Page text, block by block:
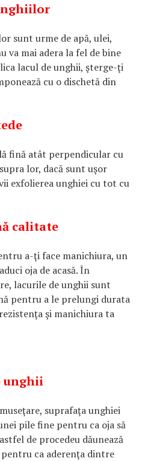
sunt urme de apă, ulei,
va mai adera la fel de bine
lacul de unghii, şterge-ţi
cu o dischetă din
fină atât perpendicular cu
lor, dacă sunt uşor
exfolierea unghiei cu tot cu
calitate
a-ţi face manichiura, un
oja de acasă. În
lacurile de unghii sunt
pentru a le prelungi durata
şi manichiura ta
unghii
suprafaţa unghiei
pile fine pentru ca oja să
de procedeu dăunează
ca aderenţa dintre